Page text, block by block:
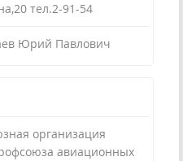
тел.2-91-54
Юрий Павлович
организация
авиационных